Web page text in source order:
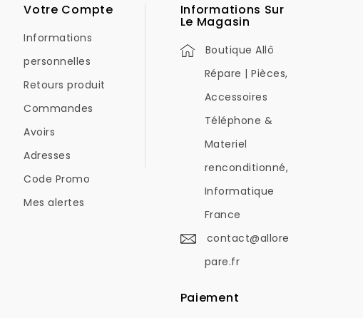
Votre Compte
Informations
personnelles
Retours produit
Commandes
Avoirs
Adresses
Code Promo
Mes alertes
Informations Sur
Le Magasin
Boutique Allô
Répare | Pièces,
Accessoires
Téléphone &
Materiel
renconditionné,
Informatique
France
contact@allore
pare.fr
Paiement